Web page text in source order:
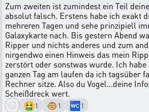
Zum zweiten ist zumindest ein Teil
absolut falsch. Erstens habe ich exakt
mehreren Tagen und sehe prinzipiell
Galaxykarte nach. Bis gestern Abend
Ripper und nichts anderes und zum
nirgendwo einen Hinweis das mein
zerstört oder sonstwas wurde. Ich habe
ganzen Tag am laufen da ich tagsüber
Rechner sitze. Also du Vogel...deine
Scheißdreck wert.
🤮1 🐵1 🚾1